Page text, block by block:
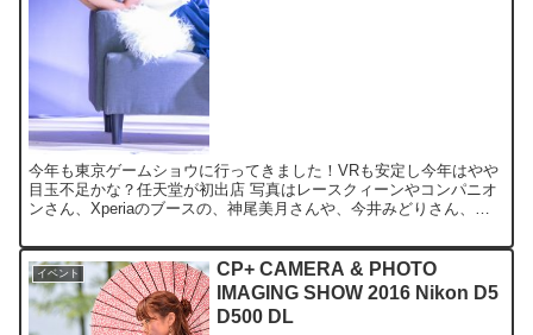
今年も東京ゲームショウに行ってきました！VRも安定し今年はやや
目玉不足かな？任天堂が初出店 写真はレースクィーンやコンパニオ
ンさん、Xperiaのブースの、神尾美月さんや、今井みどりさん、
イベント
CP+ CAMERA & PHOTO
IMAGING SHOW 2016 Nikon D5
D500 DL